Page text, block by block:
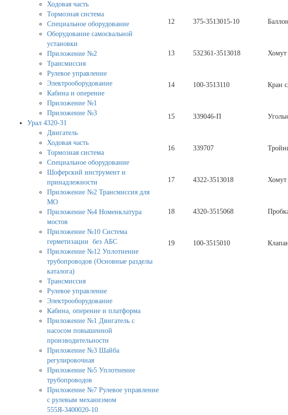
Ходовая часть
Тормозная система
Специальное оборудование
Оборудование самосвальной
установки
Приложение №2
Трансмиссия
Рулевое управление
Электрооборудование
Кабина и оперение
Приложение №1
Приложение №3
Урал 4320-31
Двигатель
Ходовая часть
Тормозная система
Специальное оборудование
Шоферский инструмент и
принадлежности
Приложение №2 Трансмиссия для
МО
Приложение №4 Номенклатура
мостов
Приложение №10 Система
герметизации без АБС
Приложение №12 Уплотнение
трубопроводов (Основные разделы
каталога)
Трансмиссия
Рулевое управление
Электрооборудование
Кабина, оперение и платформа
Приложение №1 Двигатель с
насосом повышенной
производительности
Приложение №3 Шайба
регулировочная
Приложение №5 Уплотнение
трубопроводов
Приложение №7 Рулевое управление
с рулевым механизмом
555Я-3400020-10
12 375-3513015-10
13 532361-3513018 Хомут
14 100-3513110 Кран
15 339046-П
16 339707
17 4322-3513018 Хомут
18 4320-3515068
19 100-3515010